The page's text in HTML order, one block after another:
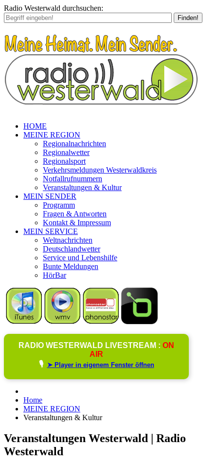
Radio Westerwald durchsuchen:
Finden!
HOME
MEINE REGION
Regionalnachrichten
Regionalwetter
Regionalsport
Verkehrsmeldungen Westerwaldkreis
Notfallrufnummern
Veranstaltungen & Kultur
MEIN SENDER
Programm
Fragen & Antworten
Kontakt & Impressum
MEIN SERVICE
Weltnachrichten
Deutschlandwetter
Service und Lebenshilfe
Bunte Meldungen
HörBar
RADIO WESTERWALD LIVESTREAM : ON
AIR
🎙️ ➤ Player in eigenem Fenster öffnen
Home
MEINE REGION
Veranstaltungen & Kultur
Veranstaltungen Westerwald | Radio
Westerwald